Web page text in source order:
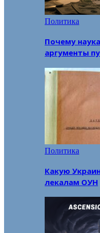
Политика
Почему
аргументы
Политика
Какую
лекалам ОУН